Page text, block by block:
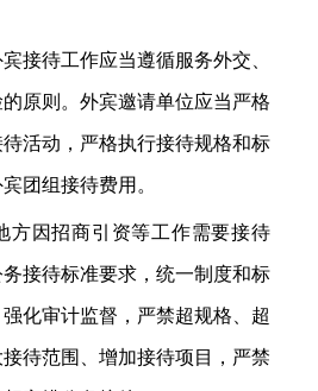
待工作应当遵循服务外交、
原则。外宾邀请单位应当严格
活动，严格执行接待规格和标
团组接待费用。
招商引资等工作需要接待
接待标准要求，统一制度和标
化审计监督，严禁超规格、超
待范围、增加接待项目，严禁